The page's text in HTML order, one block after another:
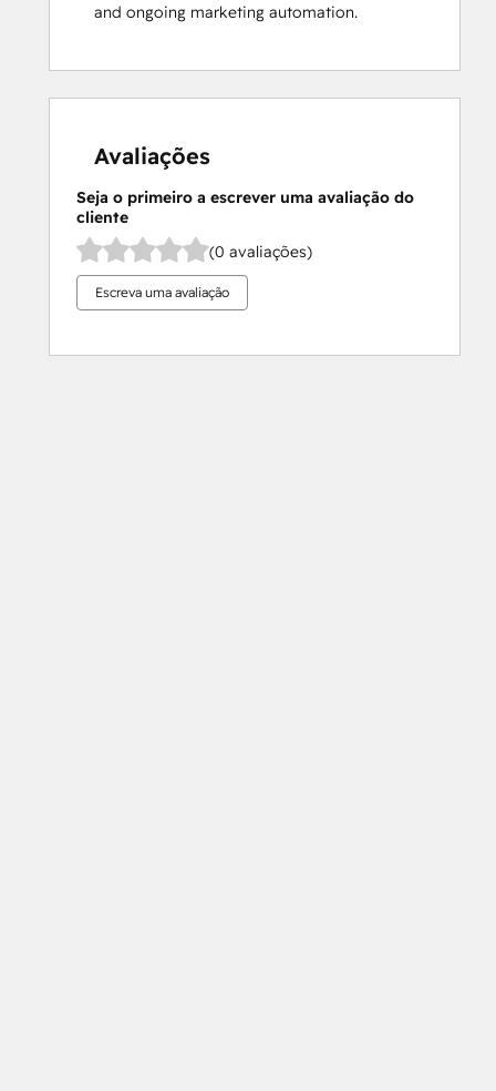
and ongoing marketing automation.
Avaliações
Seja o primeiro a escrever uma avaliação do
cliente
(0 avaliações)
Escreva uma avaliação